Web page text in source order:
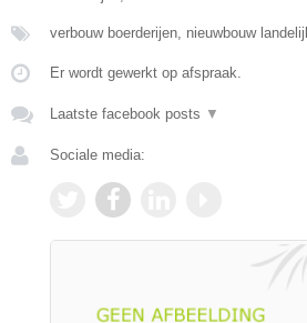
verbouw boerderijen, nieuwbouw
Er wordt gewerkt op afspraak.
Laatste facebook posts ▼
Sociale media: